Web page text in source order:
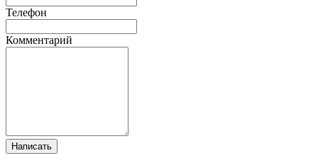
Телефон
Комментарий
Написать